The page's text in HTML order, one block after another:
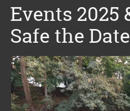
Events 2025
Safe the Date